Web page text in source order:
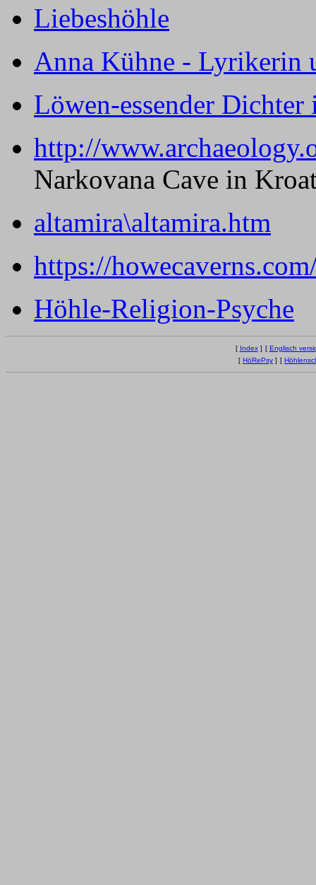
Liebeshöhle
Anna Kühne - Lyrikerin
Löwen-essender
http://
Narkovana Cave in
altamira\altamira.htm
https://
Höhle-Religion-Psyche
[ Index] [ Englisch
[ HöRePsy ] [